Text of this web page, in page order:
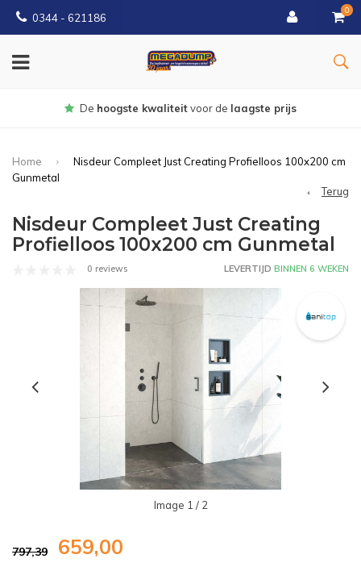
0344 - 621186
0
Gratisbezorgd vanaf € 150
Home
Nisdeur Compleet Just Creating Profielloos 100x200 cm
Gunmetal
Terug
Nisdeur Compleet Just Creating
Profielloos 100x200 cm Gunmetal
0 reviews LEVERTIJD BINNEN 6 WEKEN
Image 1 / 2
797,39 659,00